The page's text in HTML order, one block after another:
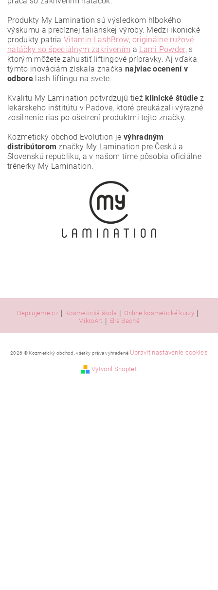
Vložením hodnotenie súhlasíte s
Produkty My Lamination sú výsledkom hlbokého
výskumu a precíznej talianskej výroby. Medzi ikonické
produkty patriaVitamin LashBrow, originálne ružové
natáčky so špeciálnym zakrivením a Lami Powder, s
ktorým môžete zahustiť liftingové prípravky. Aj vďaka
týmto inováciám získala značka najviac ocenení v
odborelash liftingu na svete.
Kvalitu My Lamination potvrdzujú tiežklinické štúdiez
lekárskeho inštitútu v Padove, ktoré preukázali výrazné
zosilnenie rias po ošetrení produktmi tejto značky.
Kozmetický obchod Evolution je výhradným
distribútorom značky My Lamination pre Českú a
Slovenskú republiku, a v našom tíme pôsobia oficiálne
trénerky My Lamination.
Depilujeme.cz Kosmetická škola Online kosmetické kurzy
MikroArt Ella Baché
2026 © Kozmetický obchod, všetky práva vyhradené Upraviť nastavenie cookies
Vytvoril Shoptet